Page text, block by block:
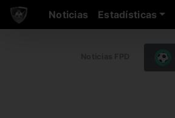
Noticias Estadísticas